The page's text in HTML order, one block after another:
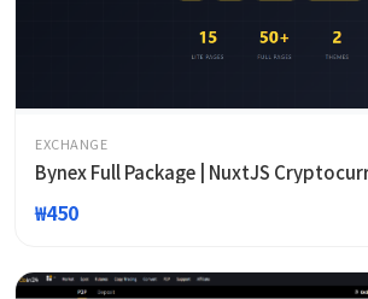
EXCHANGE
Bynex Full Package | NuxtJS
₩450